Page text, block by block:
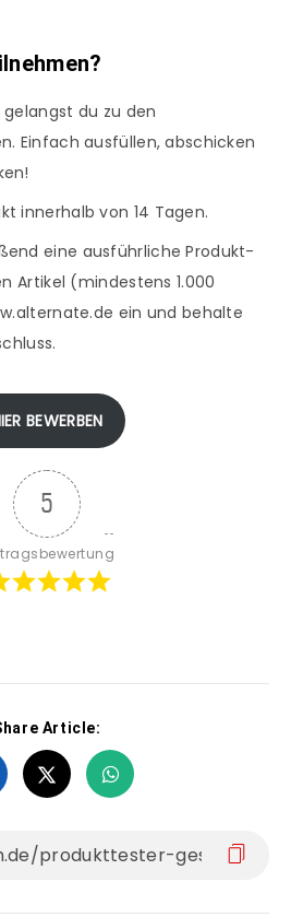
gelangst du zu den
Einfach ausfüllen, abschicken
innerhalb von 14 Tagen.
eine ausführliche Produkt-
Artikel (mindestens 1.000
ein und behalte
BEWERBEN
5
Article: